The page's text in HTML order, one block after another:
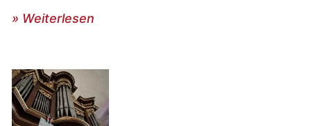
» Weiterlesen